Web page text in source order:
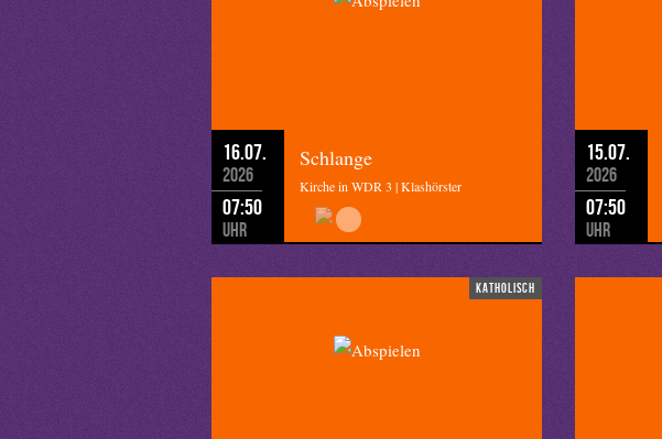
16.07.
2026
07:50
Uhr
Schlange
Kirche in WDR 3 | Klashörster
15.07.
2026
07:50
Uhr
katholisch